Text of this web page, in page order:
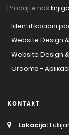
Probajte naš
Identifikacioni
Website Design
Website Design
Ordomo -
KONTAKT
Lokacija: